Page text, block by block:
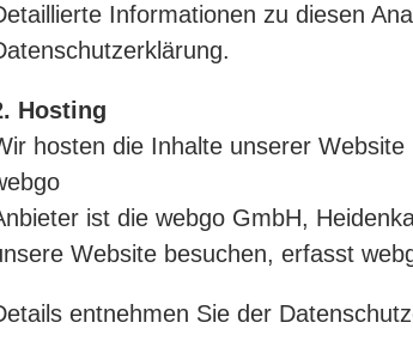
Informationen zu diesen
Hosting
hosten die Inhalte unserer Website
ist die webgo GmbH,
Website besuchen, erfasst
entnehmen Sie der